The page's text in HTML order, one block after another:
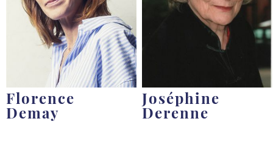
Florence
Demay
Joséphine
Derenne